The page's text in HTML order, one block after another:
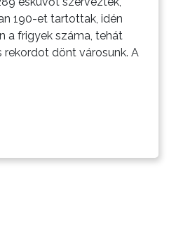
190-et tartottak, idén
a frigyek száma, tehát
dönt városunk. A